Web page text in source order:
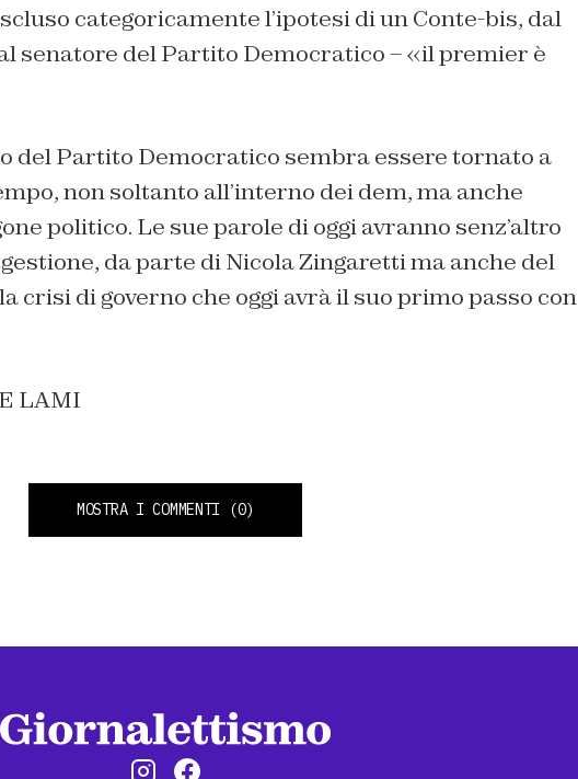
categoricamente l’ipotesi di un Conte-bis, dal
senatore del Partito Democratico – «il premier è
del Partito Democratico sembra essere tornato a
non soltanto all’interno dei dem, ma anche
politico. Le sue parole di oggi avranno senz’altro
da parte di Nicola Zingaretti ma anche del
crisi di governo che oggi avrà il suo primo passo con
LAMI
MOSTRA I COMMENTI (0)